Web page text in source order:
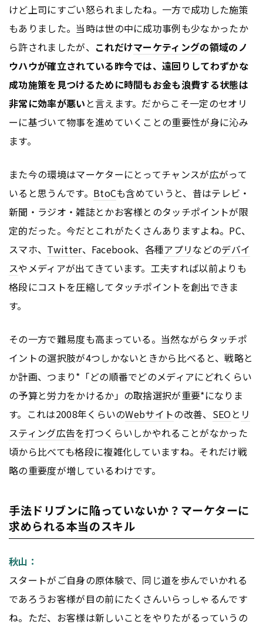
けど上司にすごい怒られましたね。一方で成功した施策
もありました。当時は世の中に成功事例も少なかったか
ら許されましたが、 これだけマーケティングの領域のノ
ウハウが確立されている昨今では、遠回りしてわずかな
成功施策を見つけるために時間もお金も浪費する状態は
非常に効率が悪い と言えます。だからこそ一定のセオリ
ーに基づいて物事を進めていくことの重要性が身に沁み
ます。
また今の環境はマーケターにとってチャンスが広がって
いると思うんです。 BtoCも含めていうと、昔はテレビ・
新聞・ラジオ・雑誌とかお客様とのタッチポイントが限
定的だった。今だとこれがたくさんありますよね。PC、
スマホ、 Twitter、Facebook、各種アプリなどのデバイ
スやメディアが出てきています。工夫すれば以前よりも
格段にコストを圧縮してタッチポイントを創出できま
す。
その一方で難易度も高まっている。当然ながらタッチポ
イントの選択肢が4つしかないときから比べると、戦略と
か計画、つまり*「どの順番でどのメディアにどれくらい
の予算と労力をかけるか」の取捨選択が重要*になりま
す。これは2008年くらいのWebサイトの改善、 SEO と リ
スティング広告を打つくらいしかやれることがなかった
頃から比べても格段に複雑化していますね。それだけ戦
略の重要度が増しているわけです。
手法ドリブンに陥っていないか？マーケターに
求められる本当のスキル
秋山：
スタートがご自身の原体験で、同じ道を歩んでいかれる
であろうお客様が目の前にたくさんいらっしゃるんです
ね。ただ、お客様は新しいことをやりたがるっていうの